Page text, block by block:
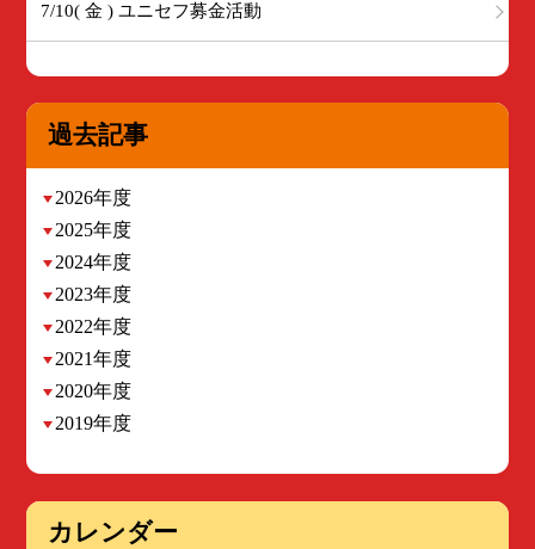
7/10( 金 ) ユニセフ募金活動
過去記事
2026年度
2025年度
2024年度
2023年度
2022年度
2021年度
2020年度
2019年度
カレンダー